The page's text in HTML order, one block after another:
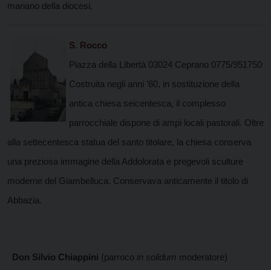
mariano della diocesi.
S. Rocco
Piazza della Libertà 03024 Ceprano 0775/951750
Costruita negli anni ’60, in sostituzione della
antica chiesa seicentesca, il complesso
parrocchiale dispone di ampi locali pastorali. Oltre
alla settecentesca statua del santo titolare, la chiesa conserva
una preziosa immagine della Addolorata e pregevoli sculture
moderne del Giambelluca. Conservava anticamente il titolo di
Abbazia.
Don Silvio Chiappini (parroco in solidum moderatore)